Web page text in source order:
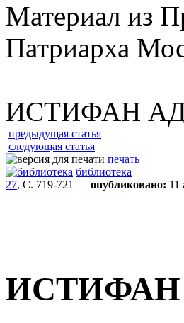
Материал из
Патриарха
ИСТИФАН
предыдущая статья
следующая статья
печать
библиотека
27, С. 719-721 опубликовано: 11